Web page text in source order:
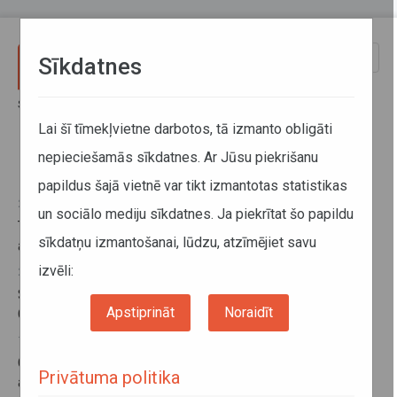
Sākums
Izmaiņas maršrutu tīklā
23. augusts 2016, 08:49
Tiks samazināti reisu izpildes laiki sešos SIA Migar
apkalpotajos maršrutos
23. augusts 2016, 08:46
Sakarā ar skolas likvidāciju gaidāmas izmaiņas maršrutā
Gulbene–Daukstes–Jaungulbene
18. augusts 2016, 10:03
Gaidāmas būtiskas izmaiņas SIA Tukuma auto
apkalpotajos maršrutos
Sīkdatnes
Lai šī tīmekļvietne darbotos, tā izmanto obligāti
nepieciešamās sīkdatnes. Ar Jūsu piekrišanu
papildus šajā vietnē var tikt izmantotas statistikas
un sociālo mediju sīkdatnes. Ja piekrītat šo papildu
sīkdatņu izmantošanai, lūdzu, atzīmējiet savu
izvēli:
Apstiprināt Noraidīt
Privātuma politika